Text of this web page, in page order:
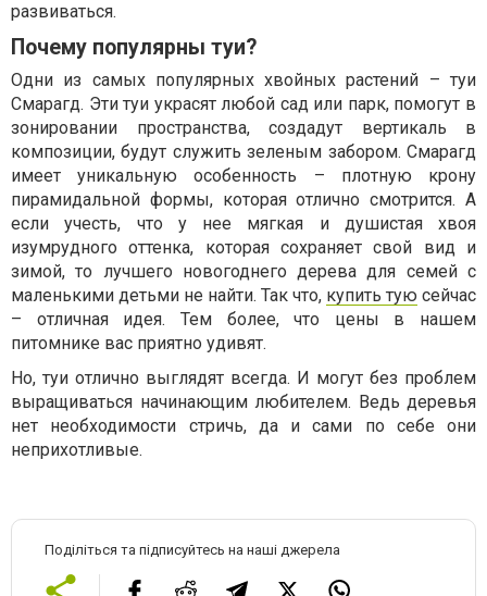
развиваться.
Почему популярны туи?
Одни из самых популярных хвойных растений – туи
Смарагд. Эти туи украсят любой сад или парк, помогут в
зонировании пространства, создадут вертикаль в
композиции, будут служить зеленым забором. Смарагд
имеет уникальную особенность – плотную крону
пирамидальной формы, которая отлично смотрится. А
если учесть, что у нее мягкая и душистая хвоя
изумрудного оттенка, которая сохраняет свой вид и
зимой, то лучшего новогоднего дерева для семей с
маленькими детьми не найти. Так что, купить тую сейчас
– отличная идея. Тем более, что цены в нашем
питомнике вас приятно удивят.
Но, туи отлично выглядят всегда. И могут без проблем
выращиваться начинающим любителем. Ведь деревья
нет необходимости стричь, да и сами по себе они
неприхотливые.
Поділіться та підписуйтесь на наші джерела